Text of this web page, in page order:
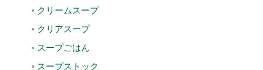
クリームスープ
クリアスープ
スープごはん
スープストック